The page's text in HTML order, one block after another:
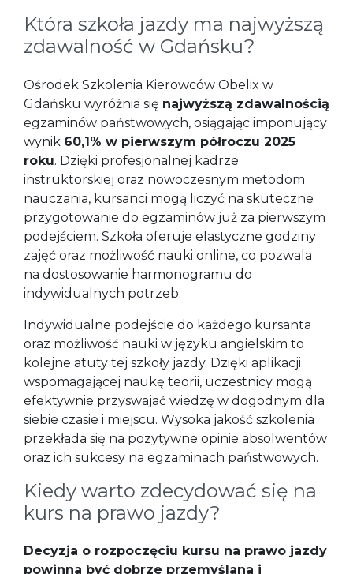
Która szkoła jazdy ma najwyższą
zdawalność w Gdańsku?
Ośrodek Szkolenia Kierowców Obelix w
Gdańsku wyróżnia się najwyższą zdawalnością
egzaminów państwowych, osiągając imponujący
wynik 60,1% w pierwszym półroczu 2025
roku. Dzięki profesjonalnej kadrze
instruktorskiej oraz nowoczesnym metodom
nauczania, kursanci mogą liczyć na skuteczne
przygotowanie do egzaminów już za pierwszym
podejściem. Szkoła oferuje elastyczne godziny
zajęć oraz możliwość nauki online, co pozwala
na dostosowanie harmonogramu do
indywidualnych potrzeb.
Indywidualne podejście do każdego kursanta
oraz możliwość nauki w języku angielskim to
kolejne atuty tej szkoły jazdy. Dzięki aplikacji
wspomagającej naukę teorii, uczestnicy mogą
efektywnie przyswajać wiedzę w dogodnym dla
siebie czasie i miejscu. Wysoka jakość szkolenia
przekłada się na pozytywne opinie absolwentów
oraz ich sukcesy na egzaminach państwowych.
Kiedy warto zdecydować się na
kurs na prawo jazdy?
Decyzja o rozpoczęciu kursu na prawo jazdy
powinna być dobrze przemyślana i